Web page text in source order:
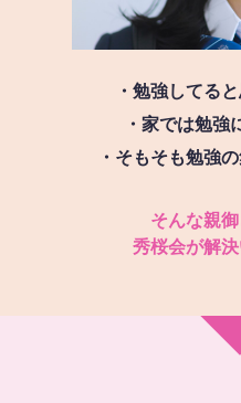
・勉強してる
・家では勉
・そもそも勉強
そんな親
秀桜会が解決